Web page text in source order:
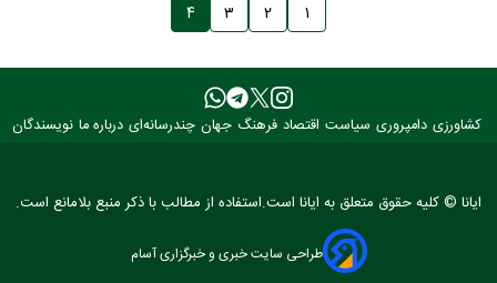
۱ ۲ ۳ ۴
کشاورزی دامپروری سیاست اقتصاد فرهنگ جهان چندرسانه‌ای درباره ما نویسندگان
ایانا © کلیه حقوق متعلق به ایانا است.استفاده از مطالب با ذکر منبع بلامانع است.
طراحی سایت خبری و خبرگزاری آسام